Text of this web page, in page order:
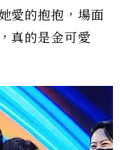
愛的抱抱，場面
真的是金可愛